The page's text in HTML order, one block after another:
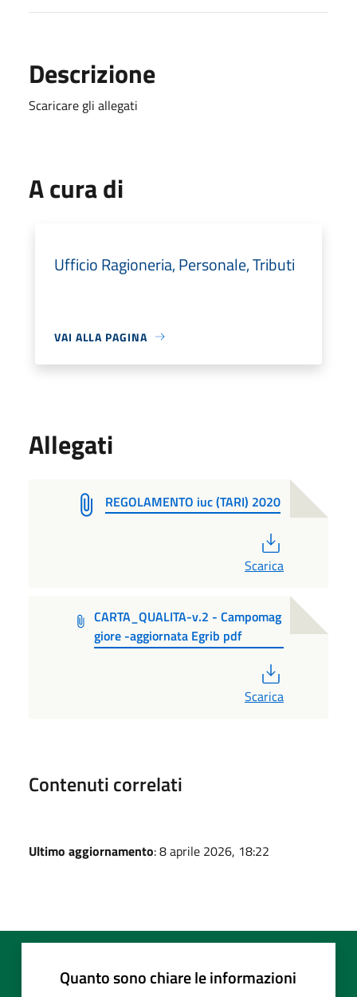
Descrizione
Scaricare gli allegati
A cura di
Ufficio Ragioneria, Personale, Tributi
VAI ALLA PAGINA
Allegati
REGOLAMENTO iuc (TARI) 2020
Scarica
CARTA_QUALITA-v.2 - Campomag
giore -aggiornata Egrib pdf
Scarica
Contenuti correlati
Ultimo aggiornamento: 8 aprile 2026, 18:22
Quanto sono chiare le informazioni